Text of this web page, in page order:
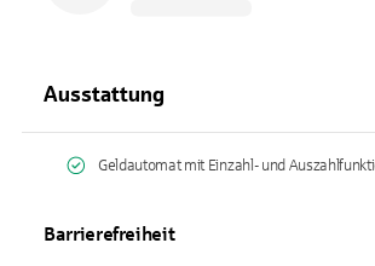
Ausstattung
Geldautomat mit Einzahl- und
Barrierefreiheit